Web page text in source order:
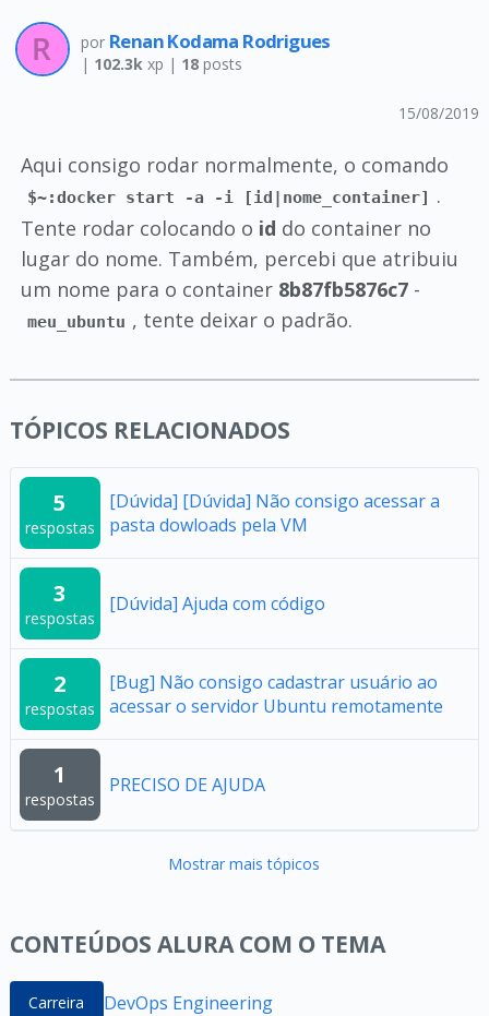
por Renan Kodama Rodrigues
| 102.3kxp | 18posts
15/08/2019
Aqui consigo rodar normalmente, o comando
$~:docker start -a -i [id|nome_container] .
Tente rodar colocando o id do container no
lugar do nome. Também, percebi que atribuiu
um nome para o container 8b87fb5876c7-
meu_ubuntu , tente deixar o padrão.
TÓPICOS RELACIONADOS
5
respostas
[Dúvida] [Dúvida] Não consigo acessar a
pasta dowloads pela VM
3
respostas
[Dúvida] Ajuda com código
2
respostas
[Bug] Não consigo cadastrar usuário ao
acessar o servidor Ubuntu remotamente
1
respostas
PRECISO DE AJUDA
Mostrar mais tópicos
CONTEÚDOS ALURA COM O TEMA
Carreira DevOps Engineering